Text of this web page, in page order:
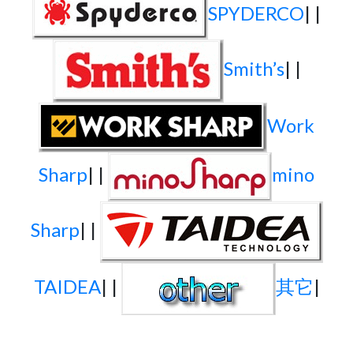
SPYDERCO| |
Smith’s| |
Work
Sharp| | mino
Sharp| |
TAIDEA| | 其它 |